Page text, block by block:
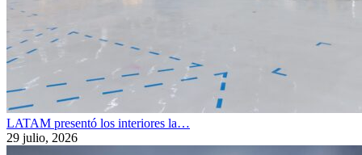
LATAM presentó los interiores la…
29 julio, 2026